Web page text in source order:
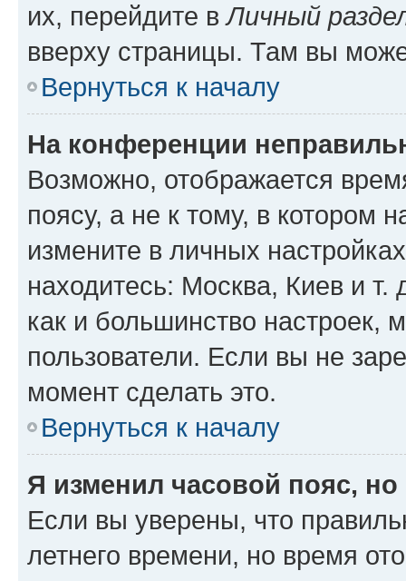
их, перейдите вЛичный
вверху страницы. Там вы
Вернуться к началу
На конференции
Возможно, отображается
поясу, а не к тому, в котором
измените в личных
находитесь: Москва, Киев и т.
как и большинство настроек,
пользователи. Если вы не
момент сделать это.
Вернуться к началу
Я изменил часовой пояс,
Если вы уверены, что
летнего времени, но время